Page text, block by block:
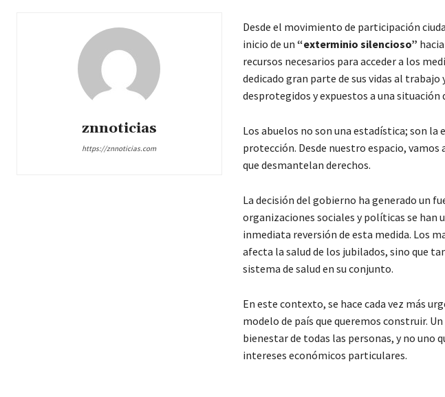
znnoticias
https://znnoticias.com
Desde el movimiento de participación
inicio de un “exterminio silencioso”
recursos necesarios para acceder a los
dedicado gran parte de sus vidas al
desprotegidos y expuestos a una situación
Los abuelos no son una estadística; son la
protección. Desde nuestro espacio,
que desmantelan derechos.
La decisión del gobierno ha generado un
organizaciones sociales y políticas se han
inmediata reversión de esta medida. Los
afecta la salud de los jubilados, sino que
sistema de salud en su conjunto.
En este contexto, se hace cada vez más
modelo de país que queremos construir.
bienestar de todas las personas, y no uno
intereses económicos particulares.